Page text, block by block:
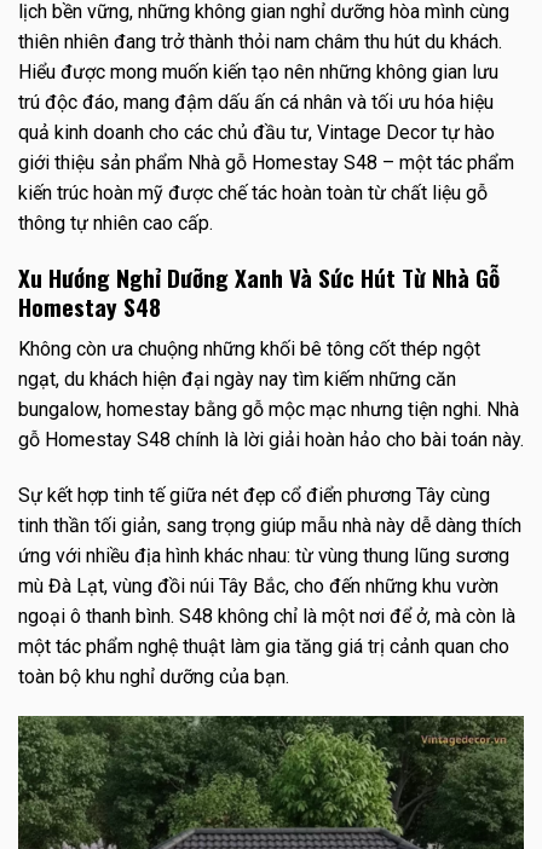
lịch bền vững, những không gian nghỉ dưỡng hòa mình cùng
thiên nhiên đang trở thành thỏi nam châm thu hút du khách.
Hiểu được mong muốn kiến tạo nên những không gian lưu
trú độc đáo, mang đậm dấu ấn cá nhân và tối ưu hóa hiệu
quả kinh doanh cho các chủ đầu tư, Vintage Decor tự hào
giới thiệu sản phẩm Nhà gỗ Homestay S48 – một tác phẩm
kiến trúc hoàn mỹ được chế tác hoàn toàn từ chất liệu gỗ
thông tự nhiên cao cấp.
Xu Hướng Nghỉ Dưỡng Xanh Và Sức Hút Từ Nhà Gỗ
Homestay S48
Không còn ưa chuộng những khối bê tông cốt thép ngột
ngạt, du khách hiện đại ngày nay tìm kiếm những căn
bungalow, homestay bằng gỗ mộc mạc nhưng tiện nghi. Nhà
gỗ Homestay S48 chính là lời giải hoàn hảo cho bài toán này.
Sự kết hợp tinh tế giữa nét đẹp cổ điển phương Tây cùng
tinh thần tối giản, sang trọng giúp mẫu nhà này dễ dàng thích
ứng với nhiều địa hình khác nhau: từ vùng thung lũng sương
mù Đà Lạt, vùng đồi núi Tây Bắc, cho đến những khu vườn
ngoại ô thanh bình. S48 không chỉ là một nơi để ở, mà còn là
một tác phẩm nghệ thuật làm gia tăng giá trị cảnh quan cho
toàn bộ khu nghỉ dưỡng của bạn.